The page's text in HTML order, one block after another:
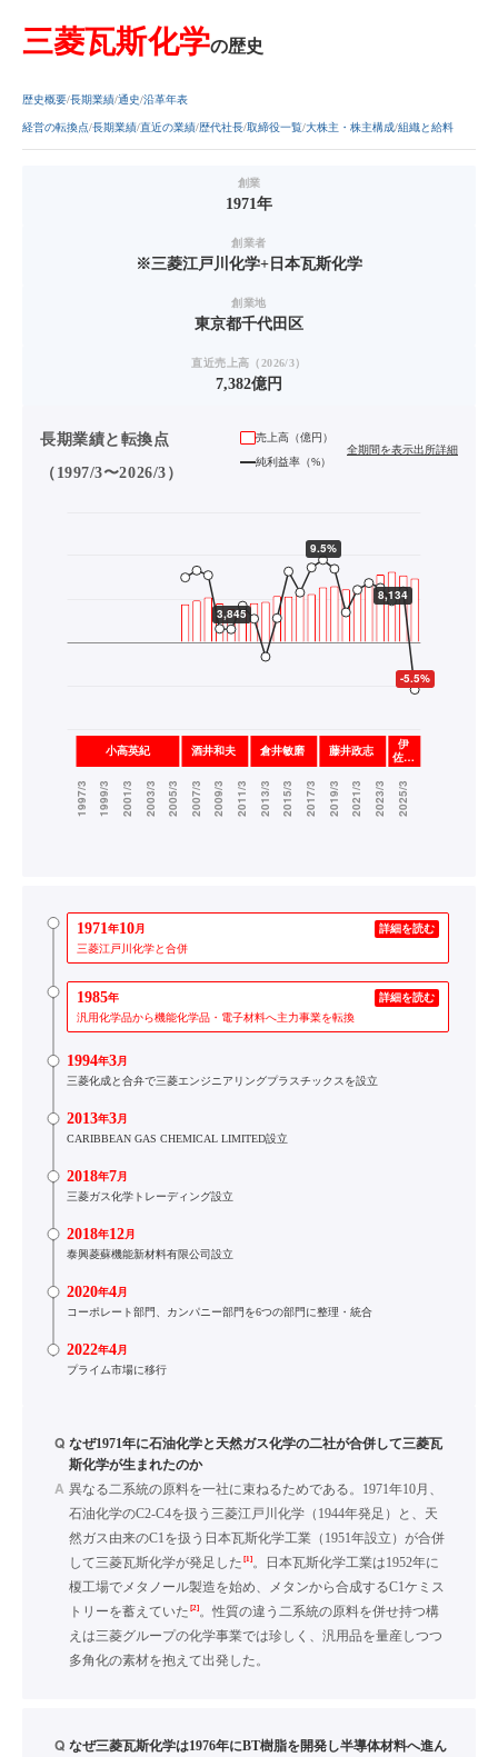
三菱瓦斯化学の歴史
歴史概要 長期業績 通史 沿革年表
経営の転換点 長期業績 直近の業績 歴代社長 取締役一覧 大株主・株主構成 組織と給料
創業
1971年
創業者
※三菱江戸川化学+日本瓦斯化学
創業地
東京都千代田区
直近売上高（2026/3）
7,382億円
長期業績と転換点
（1997/3〜2026/3）
売上高（億円）
純利益率（%）
全期間を表示出所詳細
1971年10月
詳細を読む
三菱江戸川化学と合併
1985年
詳細を読む
汎用化学品から機能化学品・電子材料へ主力事業を転換
1994年3月
三菱化成と合弁で三菱エンジニアリングプラスチックスを設立
2013年3月
CARIBBEAN GAS CHEMICAL LIMITED設立
2018年7月
三菱ガス化学トレーディング設立
2018年12月
泰興菱蘇機能新材料有限公司設立
2020年4月
コーポレート部門、カンパニー部門を6つの部門に整理・統合
2022年4月
プライム市場に移行
Q なぜ1971年に石油化学と天然ガス化学の二社が合併して三菱瓦
斯化学が生まれたのか
A 異なる二系統の原料を一社に束ねるためである。1971年10月、
石油化学のC2-C4を扱う三菱江戸川化学（1944年発足）と、天
然ガス由来のC1を扱う日本瓦斯化学工業（1951年設立）が合併
して三菱瓦斯化学が発足した [1]。日本瓦斯化学工業は1952年に
榎工場でメタノール製造を始め、メタンから合成するC1ケミス
トリーを蓄えていた [2]。性質の違う二系統の原料を併せ持つ構
えは三菱グループの化学事業では珍しく、汎用品を量産しつつ
多角化の素材を抱えて出発した。
Q なぜ三菱瓦斯化学は1976年にBT樹脂を開発し半導体材料へ進ん